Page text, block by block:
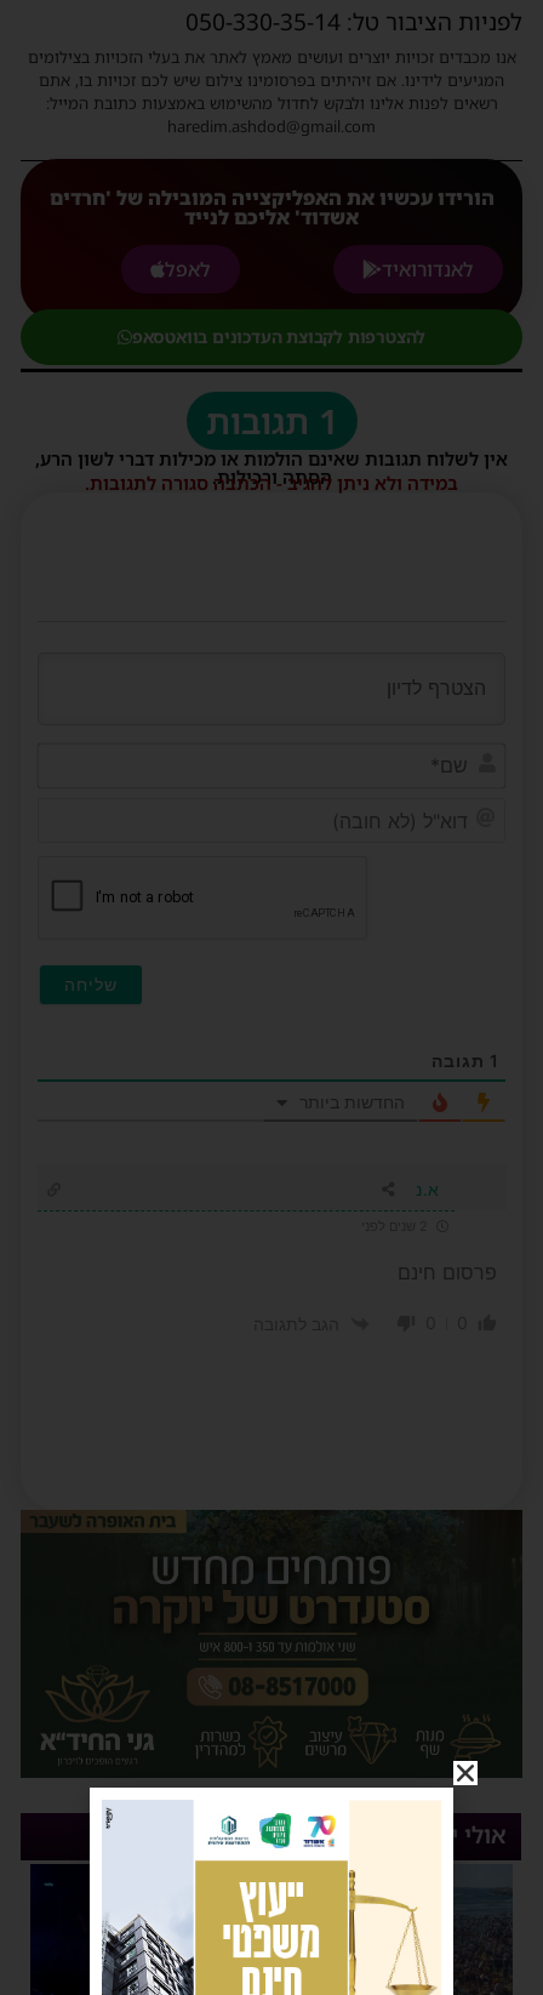
לפניות הציבור טל: 050-330-35-14
אנו מכבדים זכויות יוצרים ועושים מאמץ לאתר את בעלי הזכויות בצילומים
המגיעים לידינו. אם זיהיתים בפרסומינו צילום שיש לכם זכויות בו, אתם
רשאים לפנות אלינו ולבקש לחדול מהשימוש באמצעות כתובת המייל:
haredim.ashdod@gmail.com
הורידו עכשיו את האפליקצייה המובילה של 'חרדים
אשדוד' אליכם לנייד
לאנדורואיד
לאפל
להצטרפות לקבוצת העדכונים בוואטסאפ
1 תגובות
אין לשלוח תגובות שאינם הולמות או מכילות דברי לשון הרע,
הסתה ורכילות.
במידה ולא ניתן להגיב - הכתבה סגורה לתגובות.
1 תגובה
החדשות ביותר
א.נ
פרסום חינם
אולי יעניין אותך